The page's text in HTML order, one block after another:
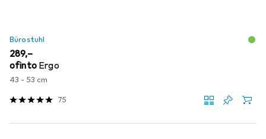
Bürostuhl
EUR
289,–
ofinto Ergo
43 - 53 cm
75